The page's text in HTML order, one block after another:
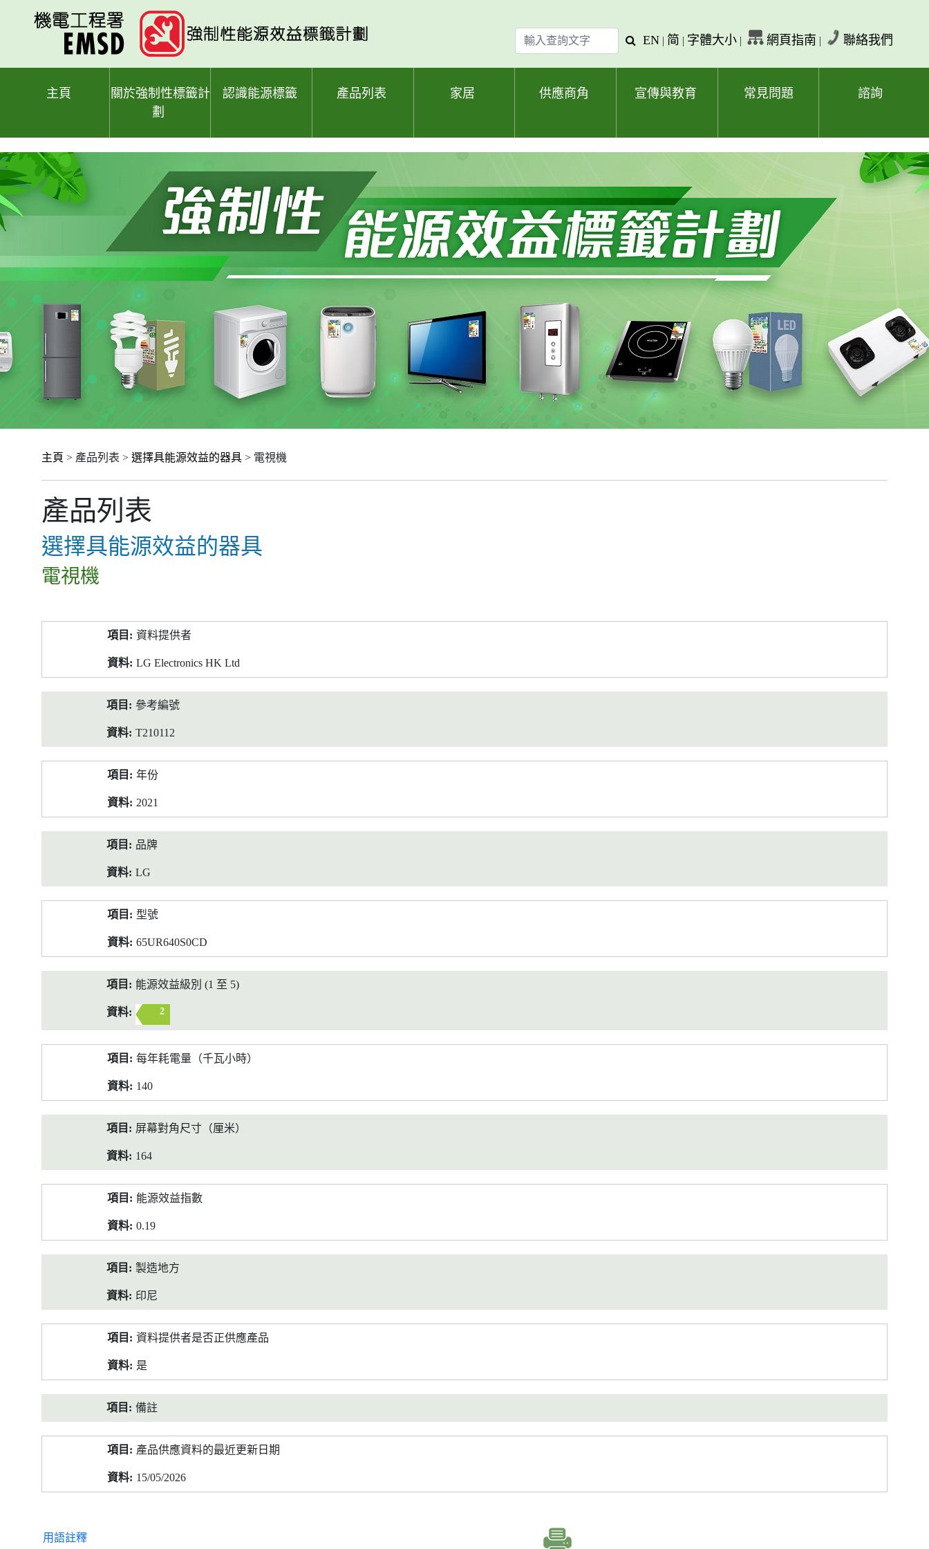
輸
入
查
查
字
EN | 简 | 字體大小 | 網頁指南 | 聯絡我們
主頁
關於強制性標籤計
劃
認識能源標籤 產品列表 家居 供應商角 宣傳與教育 常見問題 諮詢
主頁 > 產品列表 > 選擇具能源效益的器具 > 電視機
產品列表
選擇具能源效益的器具
電視機
料
資料提供者
LG Electronics HK Ltd
參考編號
T210112
年份
2021
品牌
LG
型號
65UR640S0CD
能源效益級別 (1 至 5)
2
每年耗電量（千瓦小時）
140
屏幕對角尺寸（厘米）
164
能源效益指數
0.19
製造地方
印尼
資料提供者是否正供應產品
是
備註
產品供應資料的最近更新日期
15/05/2026
用語註釋